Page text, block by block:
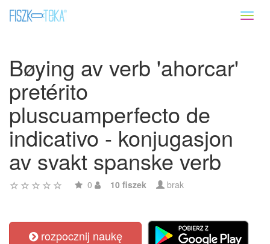
Bøying av verb 'ahorcar'
pretérito
pluscuamperfecto de
indicativo - konjugasjon
av svakt spanske verb
0 10 fiszek brak
rozpocznij naukę